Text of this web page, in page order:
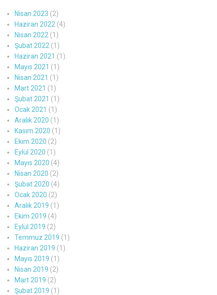
Nisan 2023 (2)
Haziran 2022 (4)
Nisan 2022 (1)
Şubat 2022 (1)
Haziran 2021 (1)
Mayıs 2021 (1)
Nisan 2021 (1)
Mart 2021 (1)
Şubat 2021 (1)
Ocak 2021 (1)
Aralık 2020 (1)
Kasım 2020 (1)
Ekim 2020 (2)
Eylül 2020 (1)
Mayıs 2020 (4)
Nisan 2020 (2)
Şubat 2020 (4)
Ocak 2020 (2)
Aralık 2019 (1)
Ekim 2019 (4)
Eylül 2019 (2)
Temmuz 2019 (1)
Haziran 2019 (1)
Mayıs 2019 (1)
Nisan 2019 (2)
Mart 2019 (2)
Şubat 2019 (1)